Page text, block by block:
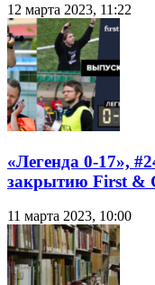
12 марта 2023, 11:22
«Легенда 0-17»,
закрытию First &
11 марта 2023, 10:00